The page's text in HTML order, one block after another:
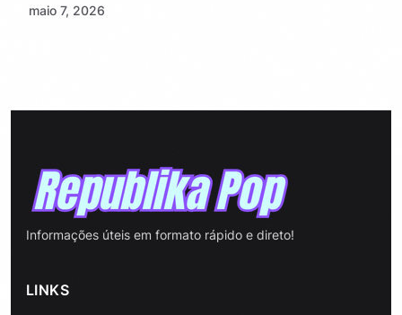
maio 7, 2026
Informações úteis em formato rápido e direto!
LINKS